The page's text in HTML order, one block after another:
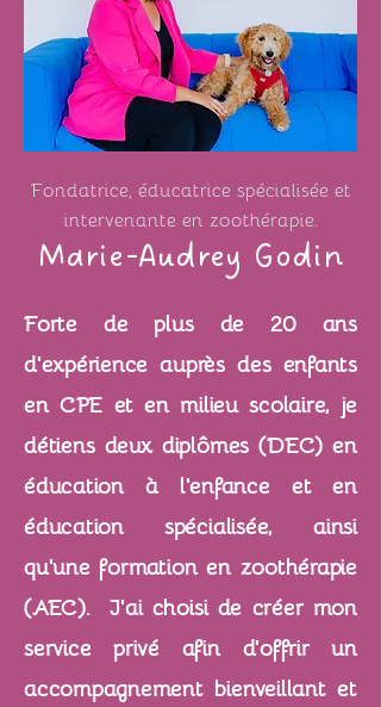
Fondatrice, éducatrice spécialisée et
intervenante en zoothérapie.
Marie-Audrey Godin
Forte de plus de 20 ans
d’expérience auprès des enfants
en CPE et en milieu scolaire, je
détiens deux diplômes (DEC) en
éducation à l’enfance et en
éducation spécialisée, ainsi
qu’une formation en zoothérapie
(AEC). J’ai choisi de créer mon
service privé afin d’offrir un
accompagnement bienveillant et